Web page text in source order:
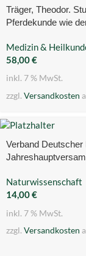
Träger, Theodor.
Pferdekunde wie
Medizin &
58,00€
inkl. 7 % MwSt.
zzgl. Versandkosten
Verband
Naturwissenschaft
14,00€
inkl. 7 % MwSt.
zzgl. Versandkosten